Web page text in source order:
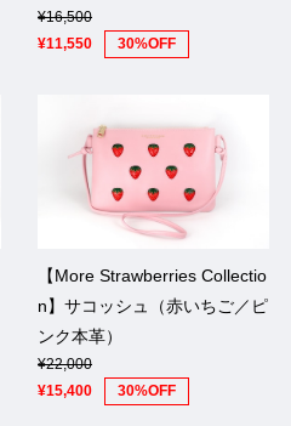
¥16,500
¥11,550
30%OFF
【More Strawberries Collectio
n】サコッシュ（赤いちご／ピ
ンク本革）
¥22,000
¥15,400
30%OFF